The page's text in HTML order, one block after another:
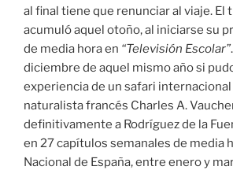
al final tiene que renunciar al viaje. El
acumuló aquel otoño, al iniciarse su
de media hora en “Televisión Escolar”
diciembre de aquel mismo año si
experiencia de un safari
naturalista francés Charles A.
definitivamente a Rodríguez de la
en 27 capítulos semanales de media
Nacional de España, entre enero y